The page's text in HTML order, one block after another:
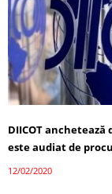
DIICOT
este audiat de
12/02/2020